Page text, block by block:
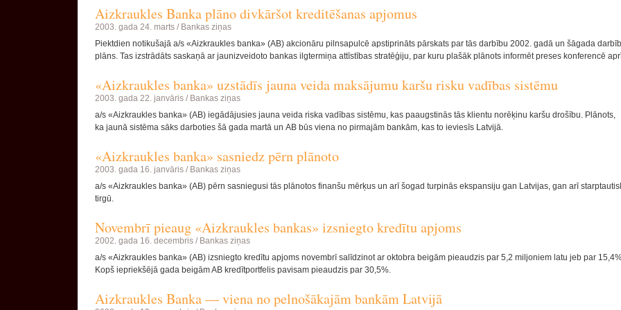
Aizkraukles Banka plāno divkāršot kreditēšanas apjomus
2003. gada 24. marts / Bankas ziņas
Piektdien notikušajā a/s «Aizkraukles banka» (AB) akcionāru pilnsapulcē apstiprināts pārskats par tās darbību 2002. gadā un šāgada
plāns. Tas izstrādāts saskaņā ar jaunizveidoto bankas ilgtermiņa attīstības stratēģiju, par kuru plašāk plānots informēt preses konferencē
«Aizkraukles banka» uzstādīs jauna veida maksājumu karšu risku vadības sistēmu
2003. gada 22. janvāris / Bankas ziņas
a/s «Aizkraukles banka» (AB) iegādājusies jauna veida riska vadības sistēmu, kas paaugstinās tās klientu norēķinu karšu drošību. Plānots,
ka jaunā sistēma sāks darboties šā gada martā un AB būs viena no pirmajām bankām, kas to ieviesīs Latvijā.
«Aizkraukles banka» sasniedz pērn plānoto
2003. gada 16. janvāris / Bankas ziņas
a/s «Aizkraukles banka» (AB) pērn sasniegusi tās plānotos finanšu mērķus un arī šogad turpinās ekspansiju gan Latvijas, gan arī
tirgū.
Novembrī pieaug «Aizkraukles bankas» izsniegto kredītu apjoms
2002. gada 16. decembris / Bankas ziņas
a/s «Aizkraukles banka» (AB) izsniegto kredītu apjoms novembrī salīdzinot ar oktobra beigām pieaudzis par 5,2 miljoniem latu jeb par
Kopš iepriekšējā gada beigām AB kredītportfelis pavisam pieaudzis par 30,5%.
Aizkraukles Banka — viena no pelnošākajām bankām Latvijā